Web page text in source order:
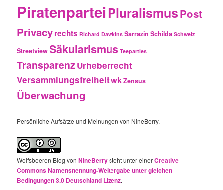
PiratenparteiPluralismusPost
Privacyrechts Richard Dawkins Sarrazin Schilda Schweiz
StreetviewSäkularismus Teeparties
Transparenz Urheberrecht
VersammlungsfreiheitwkZensus
Überwachung
Persönliche Aufsätze und Meinungen von NineBerry.
Wolfsbeeren Blog vonNineBerrysteht unter einerCreative
Commons Namensnennung-Weitergabe unter gleichen
Bedingungen 3.0 Deutschland Lizenz.